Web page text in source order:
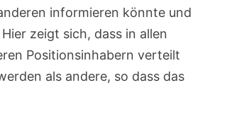
informieren könnte und
zeigt sich, dass in allen
Positionsinhabern verteilt
als andere, so dass das